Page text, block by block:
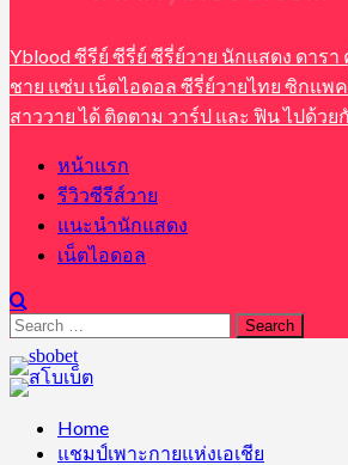
Yblood ซีรีย์ ซีรี่ย์ ซีรี่ย์วาย นักแสดง ดาร
ชาย แซ่บ เน็ตไอดอล ซีรี่ย์วายไทย ซิกแพค
สาววาย ได้ ติดตาม วาร์ป และ ฟิน ไปด้วย
หน้าแรก
รีวิวซีรีส์วาย
แนะนำนักแสดง
เน็ตไอดอล
Search
for:
Home
แชมป์เพาะกายแห่งเอเชีย